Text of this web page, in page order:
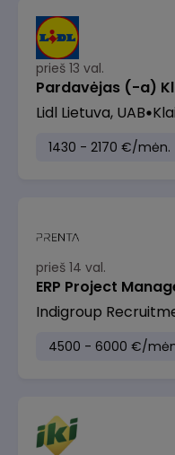
prieš 13 val.
Pardavėjas (-a)
Lidl Lietuva, UAB
1430 - 2170 €/mėn.
prieš 14 val.
ERP Project
Indigroup
4500 - 6000 €/